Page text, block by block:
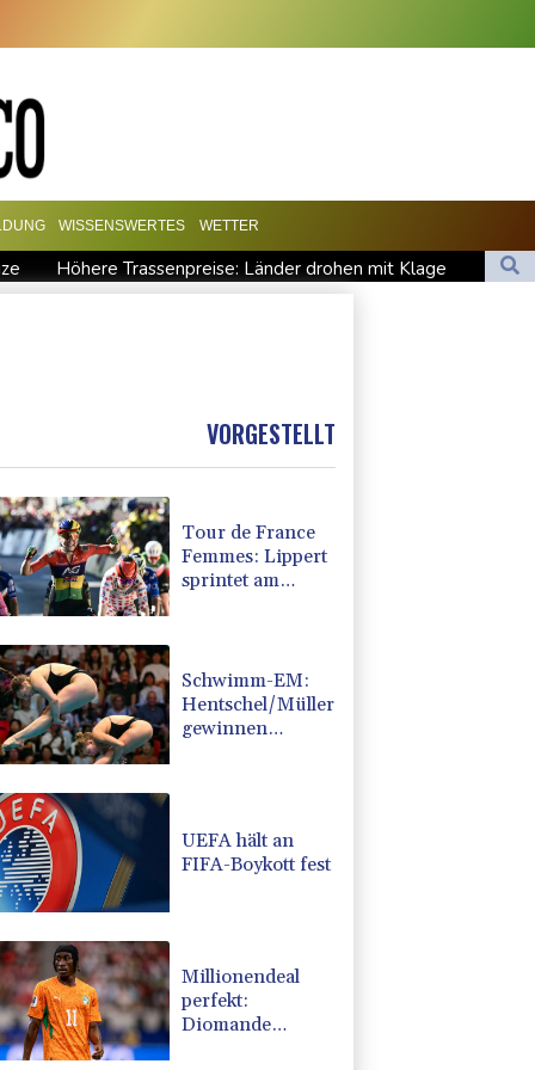
WISSENSWERTES WETTER
Höhere Trassenpreise: Länder drohen mit Klage
Madrid
VORGESTELLT
Tour de France
Femmes: Lippert
sprintet am
Schwimm-EM:
Hentschel/Müller
gewinnen
UEFA hält an
FIFA-Boykott fest
Millionendeal
perfekt:
Diomande